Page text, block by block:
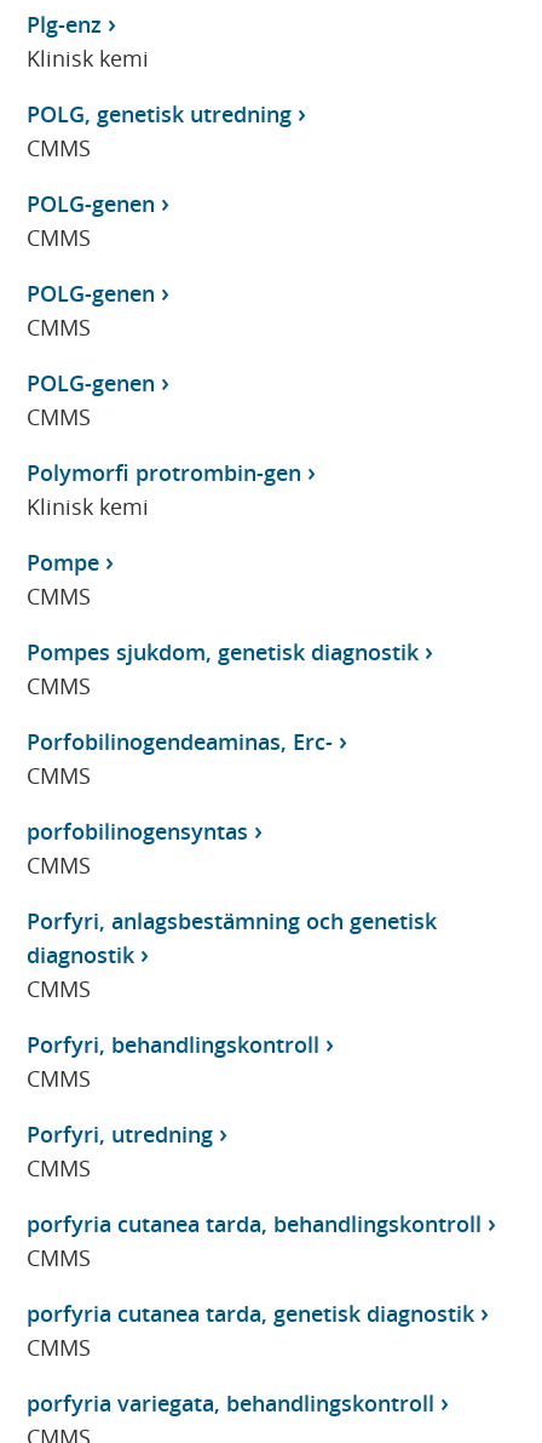
Plg-enz
Klinisk kemi
POLG, genetisk utredning
CMMS
POLG-genen
CMMS
POLG-genen
CMMS
POLG-genen
CMMS
Polymorfi protrombin-gen
Klinisk kemi
Pompe
CMMS
Pompes sjukdom, genetisk diagnostik
CMMS
Porfobilinogendeaminas, Erc-
CMMS
porfobilinogensyntas
CMMS
Porfyri, anlagsbestämning och genetisk
diagnostik
CMMS
Porfyri, behandlingskontroll
CMMS
Porfyri, utredning
CMMS
porfyria cutanea tarda, behandlingskontroll
CMMS
porfyria cutanea tarda, genetisk diagnostik
CMMS
porfyria variegata, behandlingskontroll
CMMS